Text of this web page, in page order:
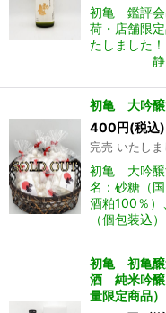
初亀 鑑評
荷・店舗限
たしました
静岡県
初亀 大吟
400円(税込)
完売 いたしま
初亀 大吟醸
名：砂糖（
酒粕100％）
（個包装込
初亀 初亀醸
酒 純米吟
量限定商品）